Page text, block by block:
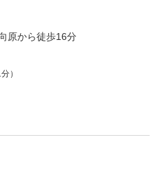
原から徒歩16分
）